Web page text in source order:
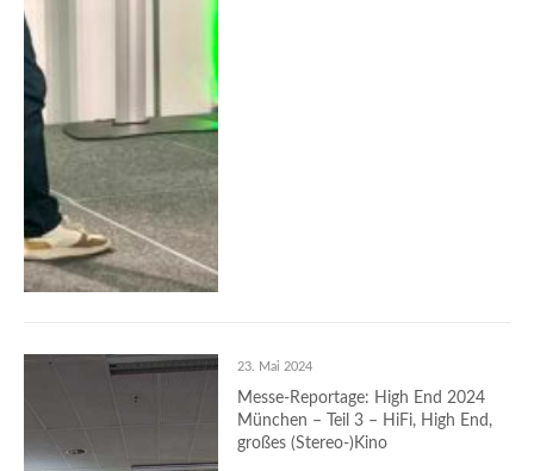
23. Mai 2024
Messe-Reportage: High End 2024
München – Teil 3 – HiFi, High End,
großes (Stereo-)Kino